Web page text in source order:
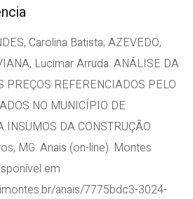
Carolina Batista; AZEVEDO,
Lucimar Arruda. ANÁLISE DA
PREÇOS REFERENCIADOS PELO
NO MUNICÍPIO DE
DA CONSTRUÇÃO
MG. Anais (on-line). Montes
em
anais/7775bdc3-3024-